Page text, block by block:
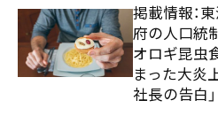
掲載情報：
府の人口統
オロギ昆虫
まった大炎
社長の告白」